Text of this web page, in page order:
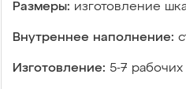
Размеры: изготовление
Внутреннее наполнение:
Изготовление: 5-7